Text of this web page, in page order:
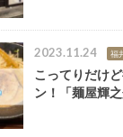
2023.11.24 福
こってりだけ
ン！「麺屋輝之